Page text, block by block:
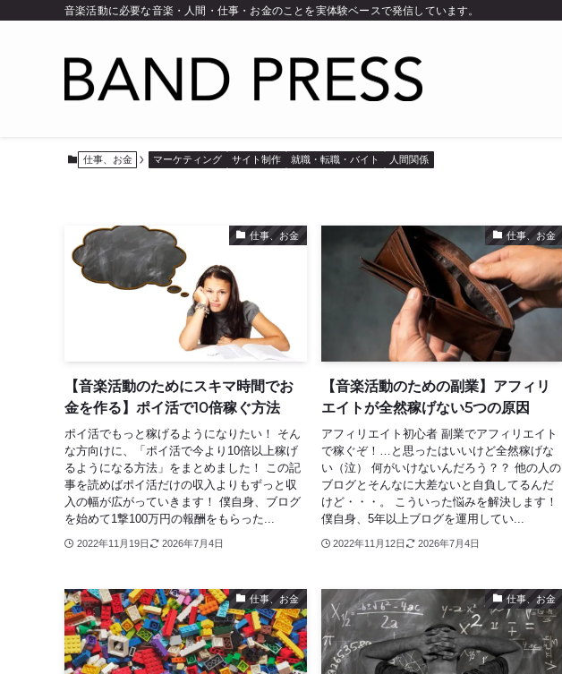
音楽活動に必要な音楽・人間・仕事・お金のことを実体験ベースで発信しています。
仕事、お金 マーケティング サイト制作 就職・転職・バイト 人間関係
仕事、お金
【音楽活動のためにスキマ時間でお
金を作る】ポイ活で10倍稼ぐ方法
ポイ活でもっと稼げるようになりたい！ そん
な方向けに、「ポイ活で今より10倍以上稼げ
るようになる方法」をまとめました！ この記
事を読めばポイ活だけの収入よりもずっと収
入の幅が広がっていきます！ 僕自身、ブログ
を始めて1撃100万円の報酬をもらった...
2022年11月19日 2026年7月4日
仕事、お金
【音楽活動のための副業】アフィリ
エイトが全然稼げない5つの原因
アフィリエイト初心者 副業でアフィリエイト
で稼ぐぞ！…と思ったはいいけど全然稼げな
い（泣） 何がいけないんだろう？？ 他の人の
ブログとそんなに大差ないと自負してるんだ
けど・・・。 こういった悩みを解決します！
僕自身、5年以上ブログを運用してい...
2022年11月12日 2026年7月4日
仕事、お金 仕事、お金